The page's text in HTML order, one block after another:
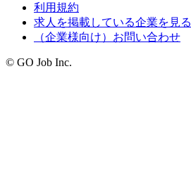
利用規約
求人を掲載している企業を見る
（企業様向け）お問い合わせ
© GO Job Inc.